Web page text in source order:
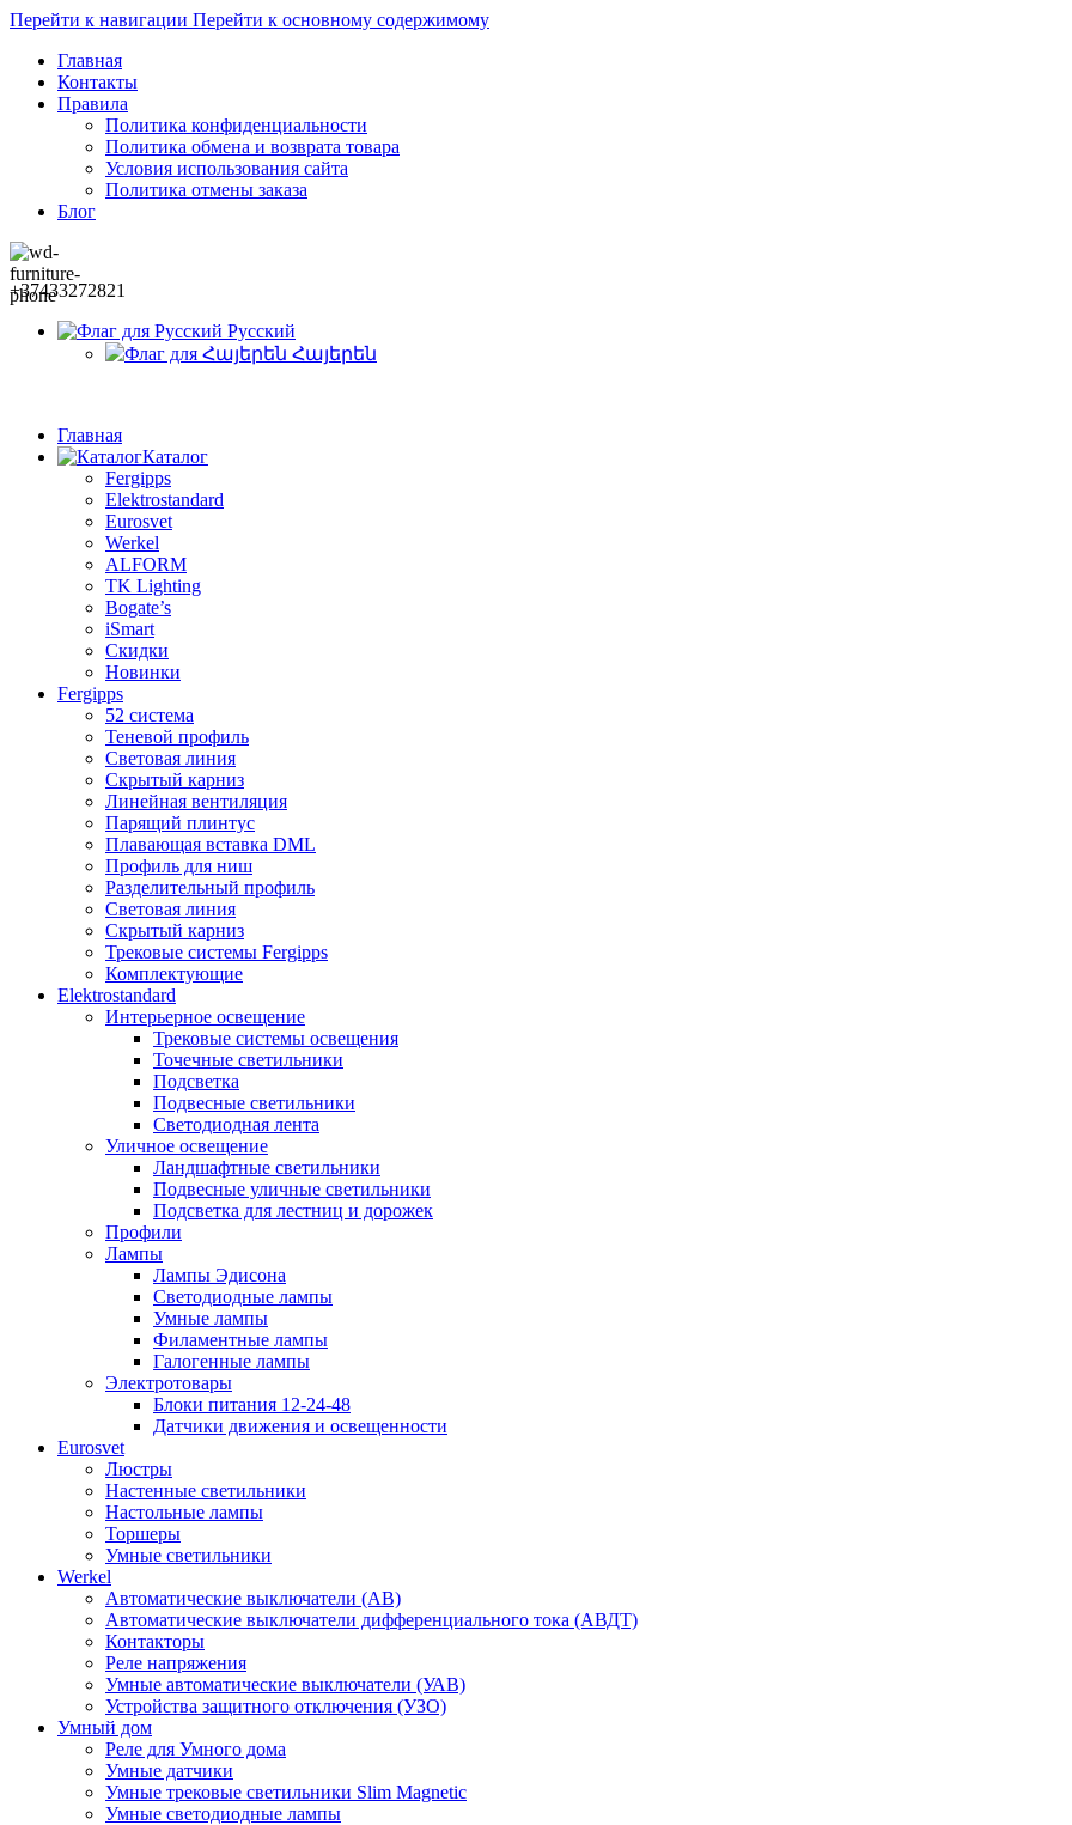
Перейти к навигации Перейти к основному содержимому
Главная
Контакты
Правила
Политика конфиденциальности
Политика обмена и возврата товара
Условия использования сайта
Политика отмены заказа
Блог
+37433272821
Русский
Հայերեն
Главная
Каталог
Fergipps
Elektrostandard
Eurosvet
Werkel
ALFORM
TK Lighting
Bogate’s
iSmart
Скидки
Новинки
Fergipps
52 система
Теневой профиль
Световая линия
Скрытый карниз
Линейная вентиляция
Парящий плинтус
Плавающая вставка DML
Профиль для ниш
Разделительный профиль
Световая линия
Скрытый карниз
Трековые системы Fergipps
Комплектующие
Elektrostandard
Интерьерное освещение
Трековые системы освещения
Точечные светильники
Подсветка
Подвесные светильники
Светодиодная лента
Уличное освещение
Ландшафтные светильники
Подвесные уличные светильники
Подсветка для лестниц и дорожек
Профили
Лампы
Лампы Эдисона
Светодиодные лампы
Умные лампы
Филаментные лампы
Галогенные лампы
Электротовары
Блоки питания 12-24-48
Датчики движения и освещенности
Eurosvet
Люстры
Настенные светильники
Настольные лампы
Торшеры
Умные светильники
Werkel
Автоматические выключатели (АВ)
Автоматические выключатели дифференциального тока (АВДТ)
Контакторы
Реле напряжения
Умные автоматические выключатели (УАВ)
Устройства защитного отключения (УЗО)
Умный дом
Реле для Умного дома
Умные датчики
Умные трековые светильники Slim Magnetic
Умные светодиодные лампы